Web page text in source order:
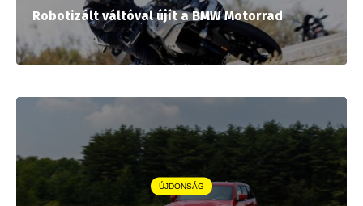
Robotizált váltóval újít a BMW Motorrad
ÚJDONSÁG